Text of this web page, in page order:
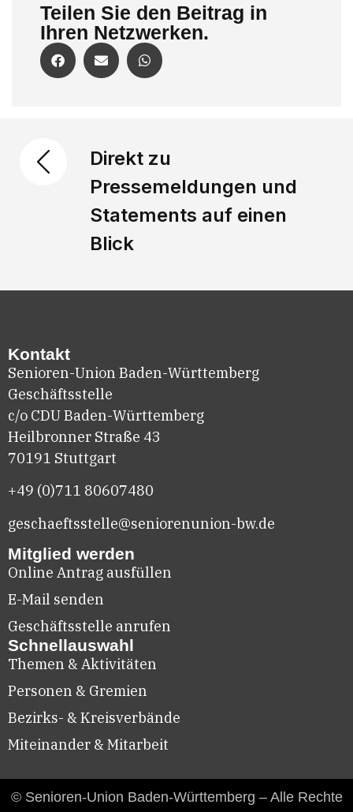
Teilen Sie den Beitrag in
Ihren Netzwerken.
Direkt zu
Pressemeldungen und
Statements auf einen
Blick
Kontakt
Senioren-Union Baden-Württemberg
Geschäftsstelle
c/o CDU Baden-Württemberg
Heilbronner Straße 43
70191 Stuttgart
+49 (0)711 80607480
geschaeftsstelle@seniorenunion-bw.de
Mitglied werden
Online Antrag ausfüllen
E-Mail senden
Geschäftsstelle anrufen
Schnellauswahl
Themen & Aktivitäten
Personen & Gremien
Bezirks- & Kreisverbände
Miteinander & Mitarbeit
© Senioren-Union Baden-Württemberg – Alle Rechte